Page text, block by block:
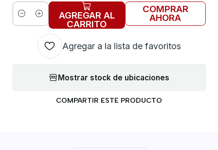
Cantidad AGREGAR AL
CARRITO
COMPRAR
AHORA
Agregar a la lista de favoritos
Mostrar stock de ubicaciones
COMPARTIR ESTE PRODUCTO